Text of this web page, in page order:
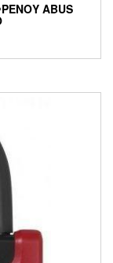
ABUS